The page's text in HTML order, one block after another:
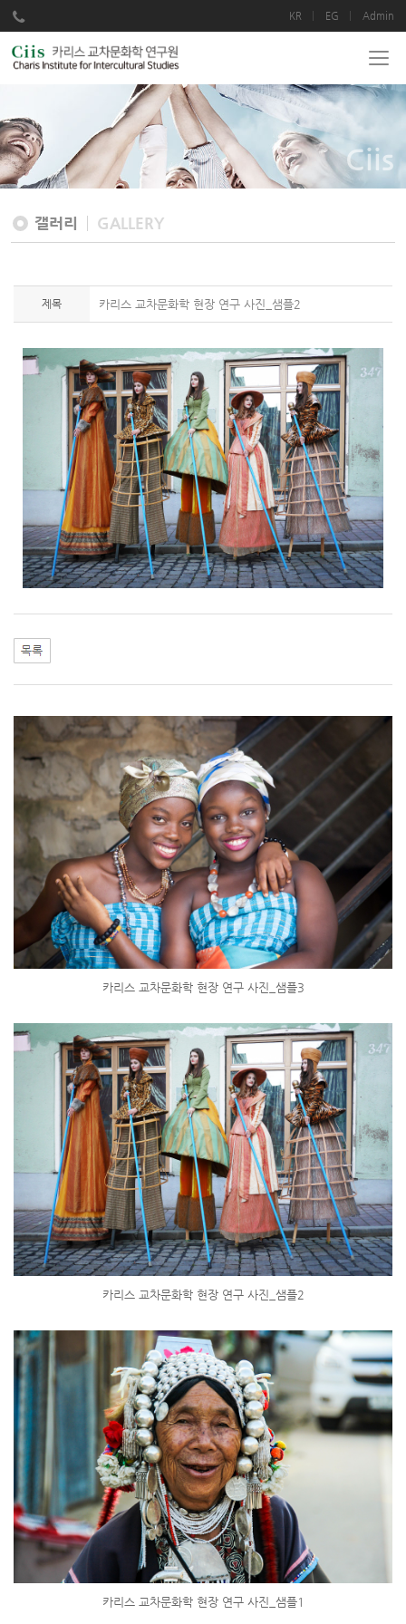
KR EG Admin
Ciis
갤러리 GALLERY
제목 카리스 교차문화학 현장 연구 사진_샘플2
카리스 교차문화학 현장 연구 사진_샘플3
카리스 교차문화학 현장 연구 사진_샘플2
카리스 교차문화학 현장 연구 사진_샘플1